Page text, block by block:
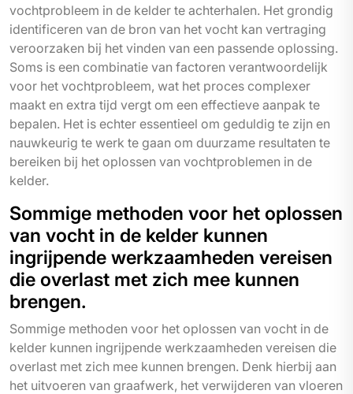
vochtprobleem in de kelder te achterhalen. Het grondig
identificeren van de bron van het vocht kan vertraging
veroorzaken bij het vinden van een passende oplossing.
Soms is een combinatie van factoren verantwoordelijk
voor het vochtprobleem, wat het proces complexer
maakt en extra tijd vergt om een effectieve aanpak te
bepalen. Het is echter essentieel om geduldig te zijn en
nauwkeurig te werk te gaan om duurzame resultaten te
bereiken bij het oplossen van vochtproblemen in de
kelder.
Sommige methoden voor het oplossen
van vocht in de kelder kunnen
ingrijpende werkzaamheden vereisen
die overlast met zich mee kunnen
brengen.
Sommige methoden voor het oplossen van vocht in de
kelder kunnen ingrijpende werkzaamheden vereisen die
overlast met zich mee kunnen brengen. Denk hierbij aan
het uitvoeren van graafwerk, het verwijderen van vloeren